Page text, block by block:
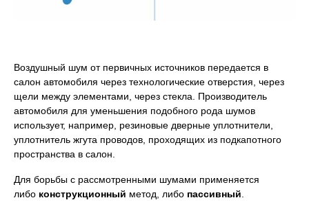
Воздушный шум от первичных источников передается в
салон автомобиля через технологические отверстия, через
щели между элементами, через стекла. Производитель
автомобиля для уменьшения подобного рода шумов
использует, например, резиновые дверные уплотнители,
уплотнитель жгута проводов, проходящих из подкапотного
пространства в салон.
Для борьбы с рассмотренными шумами применяется
либо конструкционный метод, либо пассивный